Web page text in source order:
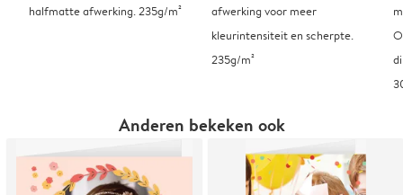
halfmatte afwerking. 235g/m²
afwerking voor meer
kleurintensiteit en scherpte.
235g/m²
Anderen bekeken ook